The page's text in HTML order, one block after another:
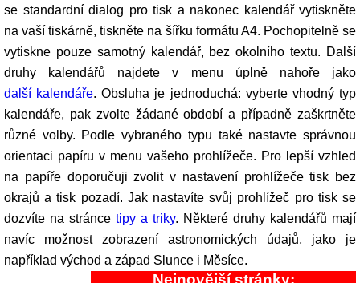
se standardní dialog pro tisk a nakonec kalendář vytiskněte
na vaší tiskárně, tiskněte na šířku formátu A4. Pochopitelně se
vytiskne pouze samotný kalendář, bez okolního textu. Další
druhy kalendářů najdete v menu úplně nahoře jako
další kalendáře. Obsluha je jednoduchá: vyberte vhodný typ
kalendáře, pak zvolte žádané období a případně zaškrtněte
různé volby. Podle vybraného typu také nastavte správnou
orientaci papíru v menu vašeho prohlížeče. Pro lepší vzhled
na papíře doporučuji zvolit v nastavení prohlížeče tisk bez
okrajů a tisk pozadí. Jak nastavíte svůj prohlížeč pro tisk se
dozvíte na stránce tipy a triky. Některé druhy kalendářů mají
navíc možnost zobrazení astronomických údajů, jako je
například východ a západ Slunce i Měsíce.
Nejnovější stránky: